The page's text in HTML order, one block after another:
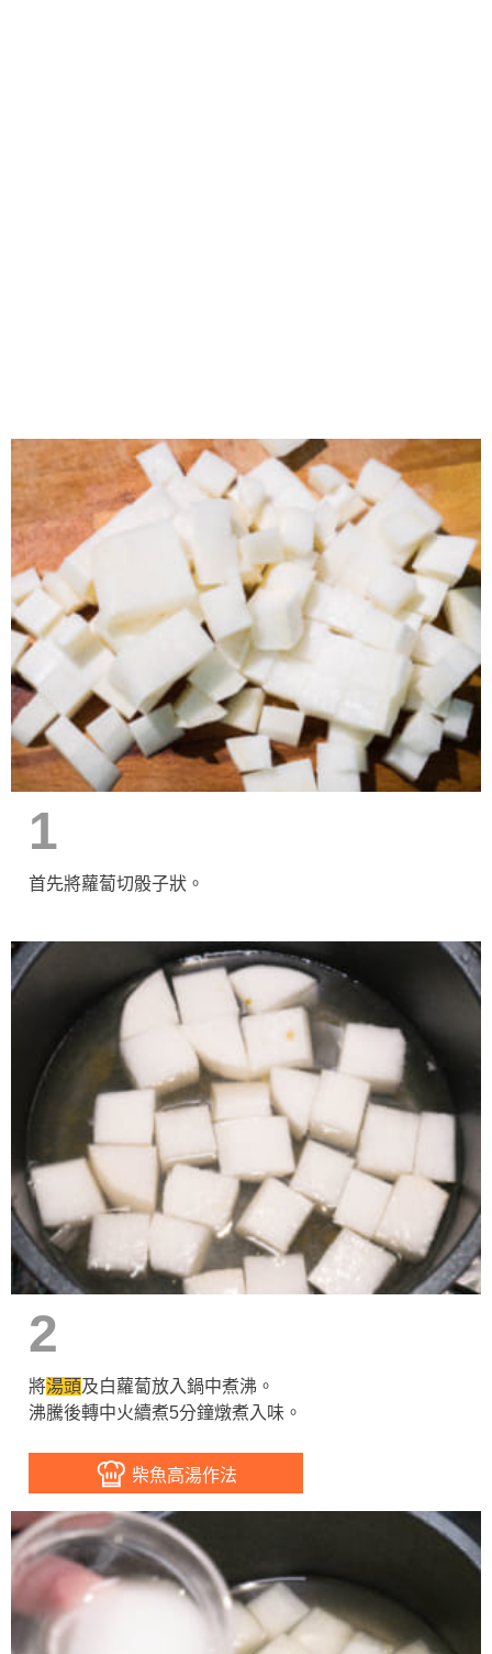
1
首先將蘿蔔切骰子狀。
2
將湯頭及白蘿蔔放入鍋中煮沸。
沸騰後轉中火續煮5分鐘燉煮入味。
柴魚高湯作法